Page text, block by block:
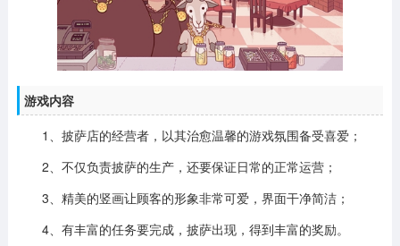
游戏内容
1、披萨店的经营者，以其治愈温馨的游戏氛围备受喜爱；
2、不仅负责披萨的生产，还要保证日常的正常运营；
3、精美的竖画让顾客的形象非常可爱，界面干净简洁；
4、有丰富的任务要完成，披萨出现，得到丰富的奖励。